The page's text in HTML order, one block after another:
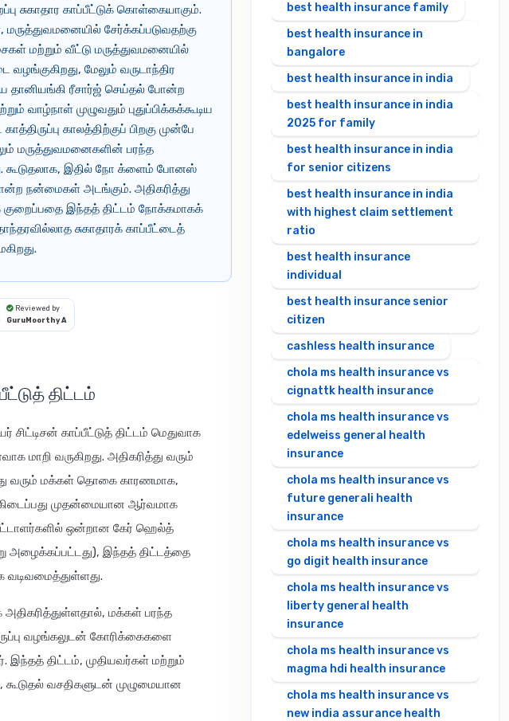
சுகாதார காப்பீட்டுக் கொள்கையாகும்.
சேர்க்கப்படுவதற்கு
மற்றும் வீட்டு மருத்துவமனையில்
மேலும் வருடாந்திர
தானியங்கி ரீசார்ஜ் செய்தல் போன்ற
முழுவதும் புதுப்பிக்கக்கூடிய
காலத்திற்குப் பிறகு முன்பே
மருத்துவமனைகளின் பரந்த
கூடுதலாக, இதில் நோ க்ளைம் போனஸ்
நன்மைகள் அடங்கும். அதிகரித்து
குறைப்பதை இந்தத் திட்டம் நோக்கமாகக்
சுகாதாரக் காப்பீட்டைத்
Reviewed by
GuruMoorthy A
திட்டம்
சிட்டிசன் காப்பீட்டுத் திட்டம் மெதுவாக
மாறி வருகிறது. அதிகரித்து வரும்
வரும் மக்கள் தொகை காரணமாக,
கிடைப்பது முதன்மையான ஆர்வமாக
ஒன்றான கேர் ஹெல்த்
இந்தத் திட்டத்தை
வடிவமைத்துள்ளது.
மக்கள் பரந்த
வழங்கலுடன் கோரிக்கைகளை
இந்தத் திட்டம், முதியவர்கள் மற்றும்
வசதிகளுடன் முழுமையான
best health insurance family
best health insurance in
bangalore
best health insurance in india
best health insurance in india
2025 for family
best health insurance in india
for senior citizens
best health insurance in india
with highest claim settlement
ratio
best health insurance
individual
best health insurance senior
citizen
cashless health insurance
chola ms health insurance vs
cignattk health insurance
chola ms health insurance vs
edelweiss general health
insurance
chola ms health insurance vs
future generali health
insurance
chola ms health insurance vs
go digit health insurance
chola ms health insurance vs
liberty general health
insurance
chola ms health insurance vs
magma hdi health insurance
chola ms health insurance vs
new india assurance health